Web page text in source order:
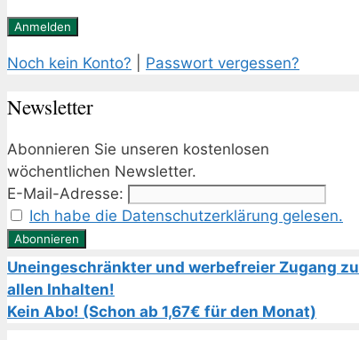
Noch kein Konto? Passwort vergessen?
Newsletter
Abonnieren Sie unseren kostenlosen
wöchentlichen Newsletter.
E-Mail-Adresse:
Ich habe die Datenschutzerklärung gelesen.
Uneingeschränkter und werbefreier Zugang zu
allen Inhalten!
Kein Abo! (Schon ab 1,67€ für den Monat)